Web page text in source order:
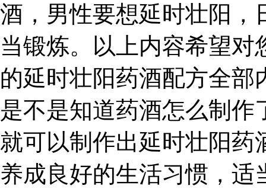
酒，男性要想延时壮阳，
当锻炼。以上内容希望
的延时壮阳药酒配方全
是不是知道药酒怎么制
就可以制作出延时壮阳药
养成良好的生活习惯，